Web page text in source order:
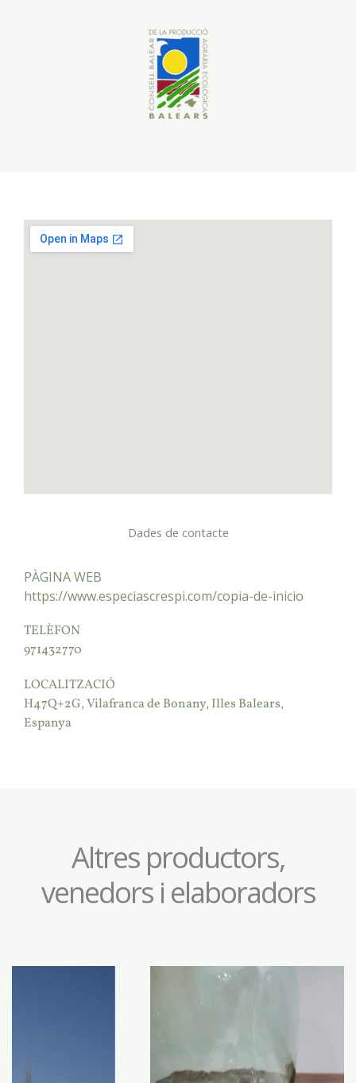
Dades de contacte
PÀGINA WEB
https://www.especiascrespi.com/copia-de-inicio
TELÈFON
971432770
LOCALITZACIÓ
H47Q+2G, Vilafranca de Bonany, Illes Balears,
Espanya
Altres productors,
venedors i elaboradors